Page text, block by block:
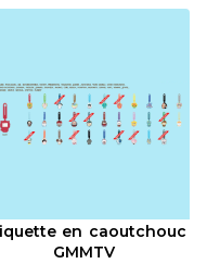
en caoutchouc
GMMTV